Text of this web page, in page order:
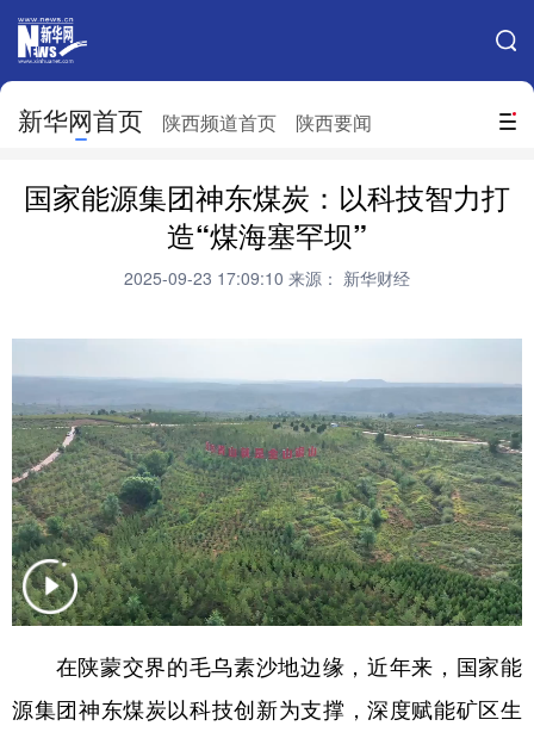
搜索
新华网首页 陕西频道首页 陕西要闻
网站地图
北京 天津 河北 山西
吉林 上海
广东 广西 海南 重庆
四川 贵州 云南 西藏
陕西 甘肃 青海 宁夏
新疆 内蒙古 黑龙江
国家能源集团神东煤炭：以科技智力打
造“煤海塞罕坝”
2025-09-23 17:09:10 来源： 新华财经
在陕蒙交界的毛乌素沙地边缘，近年来，国家能
源集团神东煤炭以科技创新为支撑，深度赋能矿区生